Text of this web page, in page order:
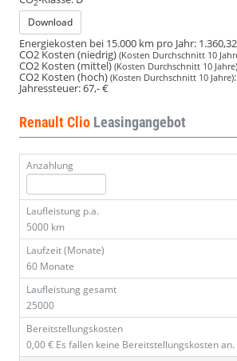
2
Download
Energiekosten bei 15.000 km pro Jahr:
CO2 Kosten (niedrig) (Kosten Durchschnitt 10
CO2 Kosten (mittel)(Kosten Durchschnitt 10 Jahre)
CO2 Kosten (hoch) (Kosten Durchschnitt 10 Jahre):
Jahressteuer:67,- €
Renault Clio Leasingangebot
Anzahlung
Laufleistung p.a.
5000 km
Laufzeit (Monate)
60 Monate
Laufleistung gesamt
25000
Bereitstellungskosten
0,00 € Es fallen keine Bereitstellungskosten an.